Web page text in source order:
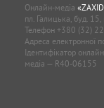
Онлайн-медіа
пл. Галицька, буд.
Телефон +380 (32)
Адреса електронної
Ідентифікатор
медіа — R40-06155